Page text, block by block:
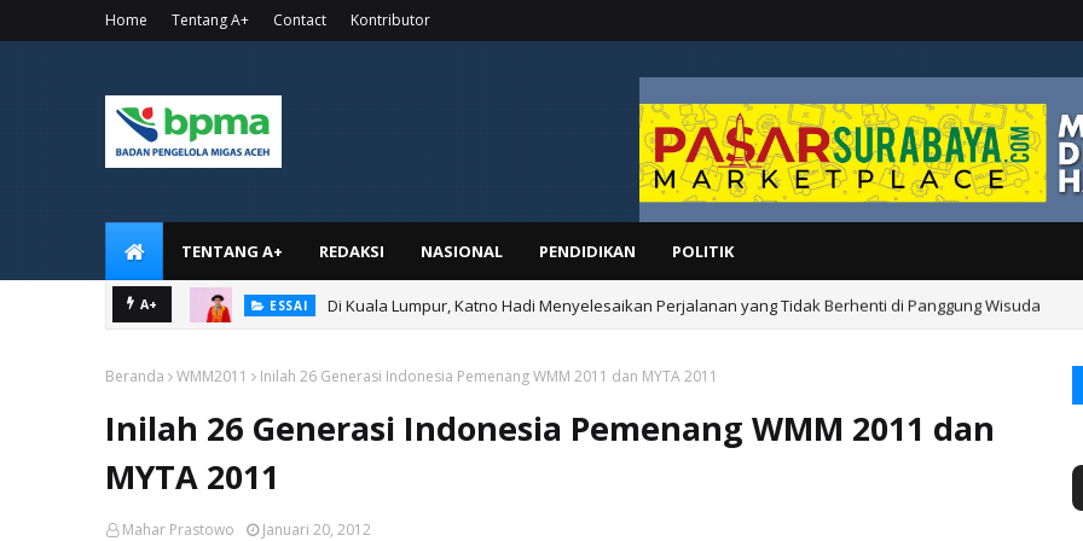
Home Tentang A+ Contact Kontributor
TENTANG A+ REDAKSI NASIONAL PENDIDIKAN POLITIK
A+ ESSAI Di Kuala Lumpur, Katno Hadi Menyelesaikan Perjalanan yang Tidak Berhenti di Panggung Wisuda
Beranda WMM2011 Inilah 26 Generasi Indonesia Pemenang WMM 2011 dan MYTA 2011
Inilah 26 Generasi Indonesia Pemenang WMM 2011 dan
MYTA 2011
Mahar Prastowo Januari 20, 2012